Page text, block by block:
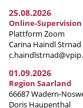
25.08.2026
Online-
Plattform Zoom
Carina Haindl Strnad
01.09.2026
Region Saarland
66687 Wadern-
Doris Haupenthal